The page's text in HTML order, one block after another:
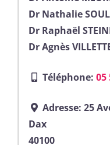
Dr Nathalie
Dr Raphaël
Dr Agnès
Téléphone: 05
Adresse: 25
Dax
40100